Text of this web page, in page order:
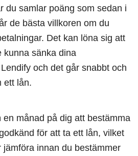
du samlar poäng som sedan i
de bästa villkoren om du
Det kan löna sig att
kunna sänka dina
och det går snabbt och
ett lån.
månad på dig att bestämma
för att ta ett lån, vilket
jämföra innan du bestämmer